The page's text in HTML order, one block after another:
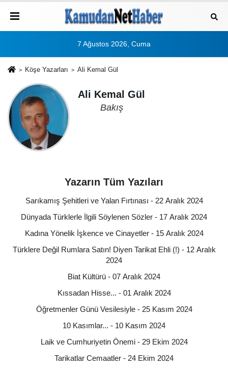
7 Ağustos 2026, Cuma
Köşe Yazarları Ali Kemal Gül
Ali Kemal Gül
Bakış
Yazarın Tüm Yazıları
Sarıkamış Şehitleri ve Yalan Fırtınası - 22 Aralık 2024
Dünyada Türklerle İlgili Söylenen Sözler - 17 Aralık 2024
Kadına Yönelik İşkence ve Cinayetler - 15 Aralık 2024
Türklere Değil Rumlara Satın! Diyen Tarikat Ehli (!) - 12 Aralık
2024
Biat Kültürü - 07 Aralık 2024
Kıssadan Hisse... - 01 Aralık 2024
Öğretmenler Günü Vesilesiyle - 25 Kasım 2024
10 Kasımlar... - 10 Kasım 2024
Laik ve Cumhuriyetin Önemi - 29 Ekim 2024
Tarikatlar Cemaatler - 24 Ekim 2024